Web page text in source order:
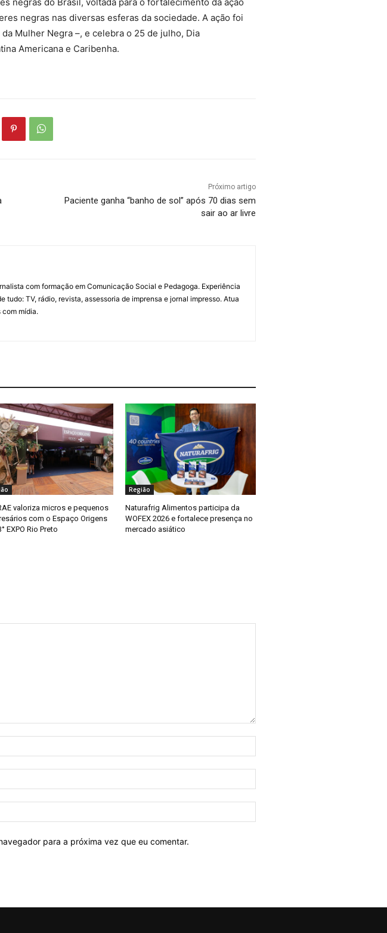
negras nas diversas esferas da sociedade. A ação foi
Mulher Negra –, e celebra o 25 de julho, Dia
Americana e Caribenha.
Próximo artigo
Paciente ganha “banho de sol” após 70 dias sem
sair ao ar livre
com formação em Comunicação Social e Pedagoga. Experiência
tudo: TV, rádio, revista, assessoria de imprensa e jornal impresso. Atua
com mídia.
valoriza micros e pequenos
com o Espaço Origens
EXPO Rio Preto
Região
Naturafrig Alimentos participa da
WOFEX 2026 e fortalece presença no
mercado asiático
mail:*
para a próxima vez que eu comentar.